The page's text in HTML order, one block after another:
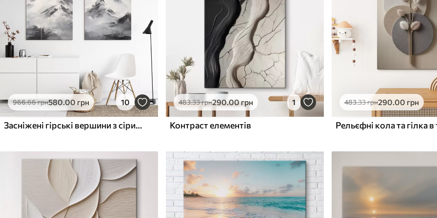
✗
Поверхня з текстурою
полотна
✗Екологічний матеріал ✗Екологічний матеріал
✓
Поверхня з текстурою
полотна
✓ Екологічний матеріал
966.66грн580.00 грн 10
Засніжені гірські вершини з сірими тінями, сіре небо, мазки пензлем, текстуровані, мінімалістичні
483.33грн290.00грн 1
Контраст елементів
483.33грн290.00 грн